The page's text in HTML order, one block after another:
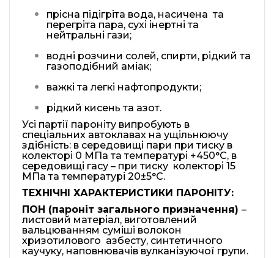
прісна підігріта вода, насичена та
перегріта пара, сухі інертні та
нейтральні гази;
водні розчини солей, спирти, рідкий та
газоподібний аміак;
важкі та легкі нафтопродукти;
рідкий кисень та азот.
Усі партії пароніту випробують в
спеціальних автоклавах на ущільнюючу
здібність: в середовищі пари при тиску в
колекторі 0 МПа та температурі +450°С, в
середовищі гасу – при тиску колекторі 15
МПа та температурі 20±5°С.
ТЕХНІЧНІ ХАРАКТЕРИСТИКИ ПАРОНІТУ:
ПОН (пароніт загального призначення) –
листовий матеріал, виготовлений
вальцюванням суміші волокон
хризотилового азбесту, синтетичного
каучуку, наповнювачів вулканізуючої групи.